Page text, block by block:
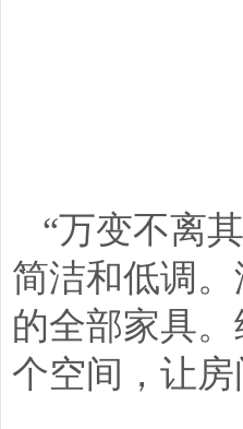
“万变不离
简洁和低调
的全部家具
个空间，让